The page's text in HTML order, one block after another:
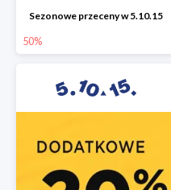
Sezonowe przeceny w 5.10.15
50%